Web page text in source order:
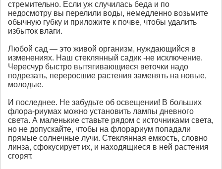
стремительно. Если уж случилась беда и по
недосмотру вы перелили воды, немедленно возьмите
обычную губку и приложите к почве, чтобы удалить
избыток влаги.
Любой сад — это живой организм, нуждающийся в
изменениях. Наш стеклянный садик -не исключение.
Чересчур быстро вытягивающиеся веточки надо
подрезать, переросшие растения заменять на новые,
молодые.
И последнее. Не забудьте об освещении! В больших
флора-риумах можно установить лампы дневного
света. А маленькие ставьте рядом с источниками света,
но не допускайте, чтобы на флорариум попадали
прямые солнечные лучи. Стеклянная емкость, словно
линза, сфокусирует их, и находящиеся в ней растения
сгорят.